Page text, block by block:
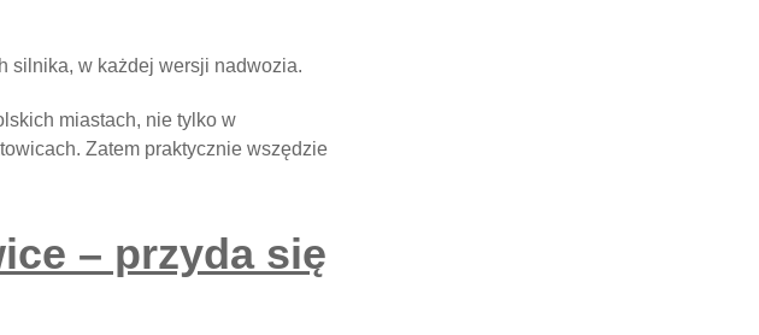
silnika, w każdej wersji nadwozia.
miastach, nie tylko w
Zatem praktycznie wszędzie
– przyda się